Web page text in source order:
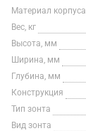
Материал корпуса
Вес, кг
Высота, мм
Ширина, мм
Глубина, мм
Конструкция
Тип зонта
Вид зонта